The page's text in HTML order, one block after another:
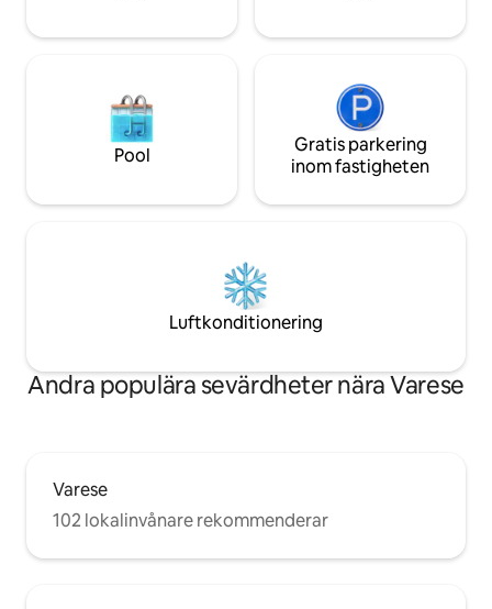
Pool
Gratis parkering
inom fastigheten
Luftkonditionering
Andra populära sevärdheter nära Varese
Varese
102 lokalinvånare rekommenderar